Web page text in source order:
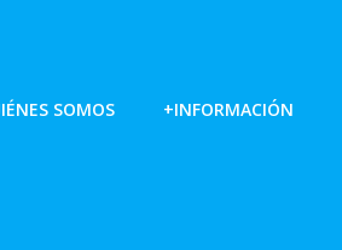
SOMOS +INFORMACIÓN